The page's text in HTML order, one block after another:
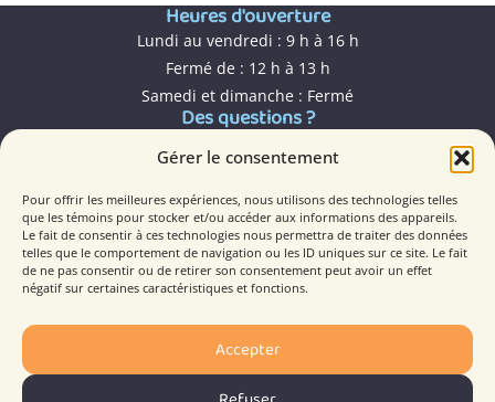
Gérer le consentement
Pour offrir les meilleures expériences, nous utilisons des technologies telles
que les témoins pour stocker et/ou accéder aux informations des appareils.
Le fait de consentir à ces technologies nous permettra de traiter des données
telles que le comportement de navigation ou les ID uniques sur ce site. Le fait
de ne pas consentir ou de retirer son consentement peut avoir un effet
négatif sur certaines caractéristiques et fonctions.
Accepter
Heures d'ouverture
Lundi au vendredi : 9 h à 16 h
Fermé de : 12 h à 13 h
Samedi et dimanche : Fermé
Des questions ?
819 757-6755
info@mfmalartic.com
Faites partie de la famille!
Devenir membre
Espace documentation